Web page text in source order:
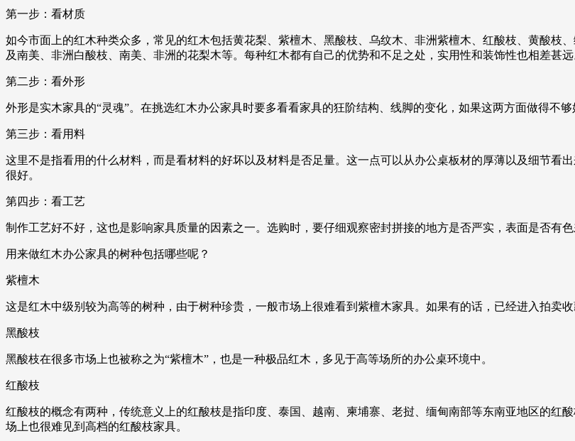
第一步：看材质
如今市面上的红木种类众多，常见的红木包括黄花梨、紫檀木、黑酸枝、乌纹木、非洲紫檀木、红酸枝、黄酸枝
及南美、非洲白酸枝、南美、非洲的花梨木等。每种红木都有自己的优势和不足之处，实用性和装饰性也相差甚
第二步：看外形
外形是实木家具的“灵魂”。在挑选红木办公家具时要多看看家具的狂阶结构、线脚的变化，如果这两方面做得不够
第三步：看用料
这里不是指看用的什么材料，而是看材料的好坏以及材料是否足量。这一点可以从办公桌板材的厚薄以及细节看
很好。
第四步：看工艺
制作工艺好不好，这也是影响家具质量的因素之一。选购时，要仔细观察密封拼接的地方是否严实，表面是否有色
用来做红木办公家具的树种包括哪些呢？
紫檀木
这是红木中级别较为高等的树种，由于树种珍贵，一般市场上很难看到紫檀木家具。如果有的话，已经进入拍卖收
黑酸枝
黑酸枝在很多市场上也被称之为“紫檀木”，也是一种极品红木，多见于高等场所的办公桌环境中。
红酸枝
红酸枝的概念有两种，传统意义上的红酸枝是指印度、泰国、越南、柬埔寨、老挝、缅甸南部等东南亚地区的红
场上也很难见到高档的红酸枝家具。